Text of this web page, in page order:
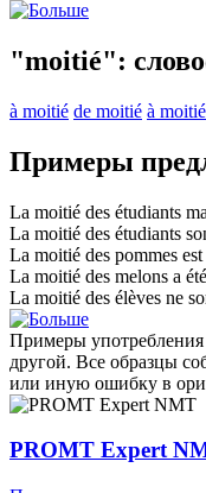
"moitié":
à moitié de moitié à
Примеры
La moitié des étudiants
La moitié des étudiants
La moitié des pommes
La moitié des melons a
La moitié des élèves ne
Примеры употребления
другой. Все образцы
или иную ошибку в
PROMT Expert